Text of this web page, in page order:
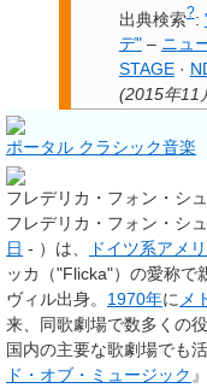
出典検索?:
デ"– ニュ
STAGE ·
(2015年11
ポータル クラシック音楽
フレデリカ・フォン・シ
フレデリカ・フォン・シ
日 - ）は、 ドイツ系アメ
ッカ
（"Flicka"）の愛称で
ヴィル出身。 1970年に メ
来、同歌劇場で数多くの
国内の主要な歌劇場でも
ド・オブ・ミュージック